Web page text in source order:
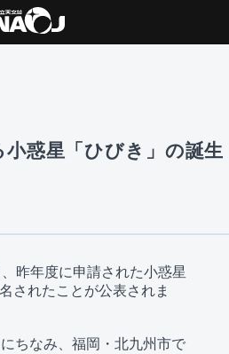
惑星「ひびき」の誕生
昨年度に申請された小惑星
されたことが公表されま
ちなみ、福岡・北九州市で